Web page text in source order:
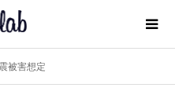
被害想定